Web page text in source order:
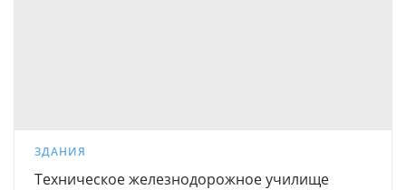
ЗДАНИЯ
Техническое железнодорожное училище